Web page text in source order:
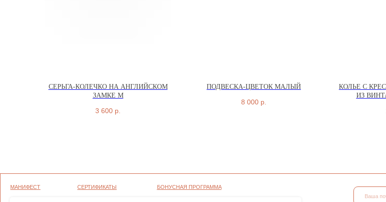
СЕРЬГА-КОЛЕЧКО НА АНГЛИЙСКОМ
ЗАМКЕ M
3 600 р.
ПОДВЕСКА-ЦВЕТОК МАЛЫЙ
8 000 р.
КОЛЬЕ С
ИЗ
СЕРТИФИКАТЫ